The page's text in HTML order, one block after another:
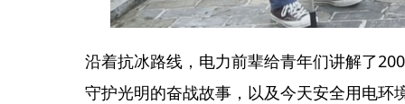
沿着抗冰路线，电力前辈给青年们讲解了
守护光明的奋战故事，以及今天安全用电环